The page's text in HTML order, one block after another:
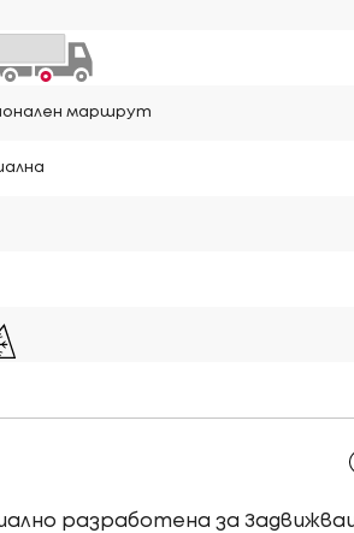
маршрут
разработена за